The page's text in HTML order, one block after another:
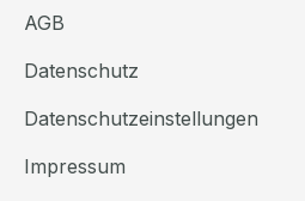
AGB
Datenschutz
Datenschutzeinstellungen
Impressum